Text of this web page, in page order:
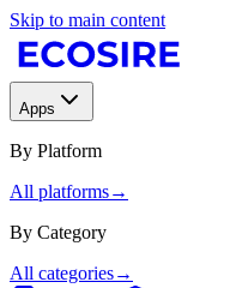
Skip to main content
Apps
By Platform
All platforms→
By Category
All categories→